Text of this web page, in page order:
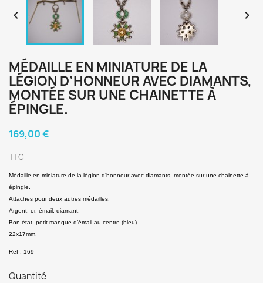
 
MÉDAILLE EN MINIATURE DE LA
LÉGION D’HONNEUR AVEC DIAMANTS,
MONTÉE SUR UNE CHAINETTE À
ÉPINGLE.
169,00 €
TTC
Médaille en miniature de la légion d’honneur avec diamants, montée sur une chainette à
épingle.
Attaches pour deux autres médailles.
Argent, or, émail, diamant.
Bon état, petit manque d’émail au centre (bleu).
22x17mm.
Ref : 169
Quantité